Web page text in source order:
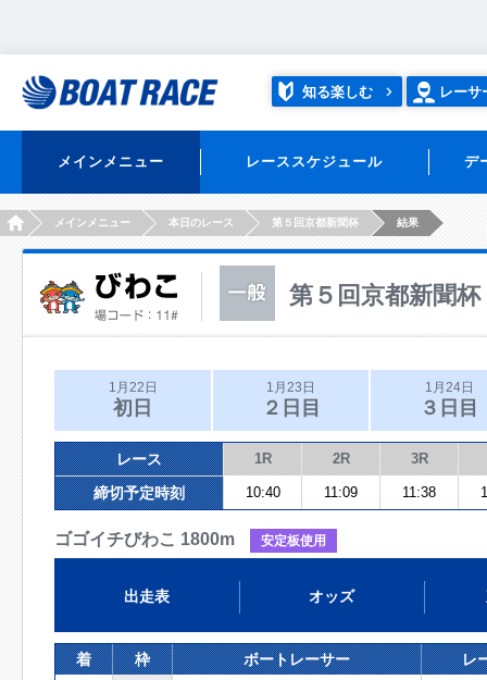
知る楽しむ レーサ
メインメニュー レーススケジュール デ
HOMEメインメニュー 本日のレース 第５回京都新聞杯 結果
第５回京都新聞杯
1月22日
初日
1月23日
２日目
1月24日
３日目
レース 1R 2R 3R
締切予定時刻 10:40 11:09 11:38
ゴゴイチびわこ 1800m 安定板使用
出走表 オッズ
着 枠 ボートレーサー レ